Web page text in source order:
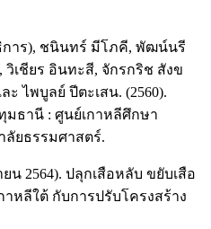
การ), ชนินทร์ มีโภคี, พัฒน์นรี
เชียร อินทะสี, จักรกริช สังข
ไพบูลย์ ปีตะเสน. (2560).
ทุมธานี : ศูนย์เกาหลีศึกษา
ลัยธรรมศาสตร์.
2564). ปลุกเสือหลับ ขยับเสือ
หลีใต้ กับการปรับโครงสร้าง